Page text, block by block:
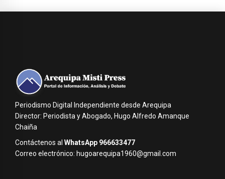
Periodismo Digital Independiente desde Arequipa
Director: Periodista y Abogado, Hugo Alfredo Amanque
Chaiña
Contáctenos al WhatsApp 966633477
Correo electrónico: hugoarequipa1960@gmail.com